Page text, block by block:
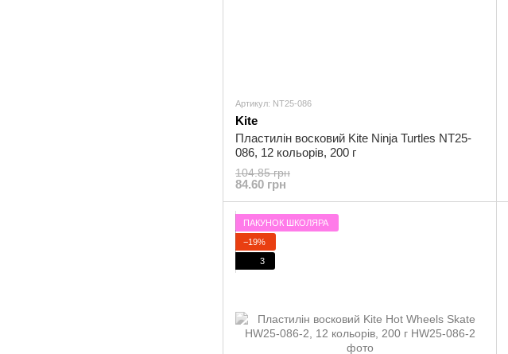
Артикул: NT25-086
Kite
Пластилін восковий Kite Ninja Turtles NT25-
086, 12 кольорів, 200 г
104.85 грн
84.60 грн
ПАКУНОК ШКОЛЯРА
−19%
3